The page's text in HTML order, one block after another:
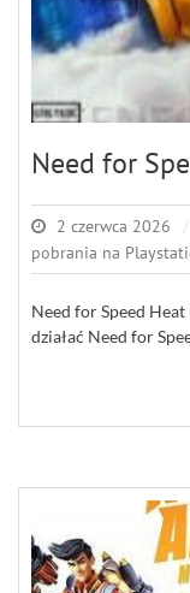
Need for
2 czerwca 2026
pobrania na
Need for Speed
działać Need for